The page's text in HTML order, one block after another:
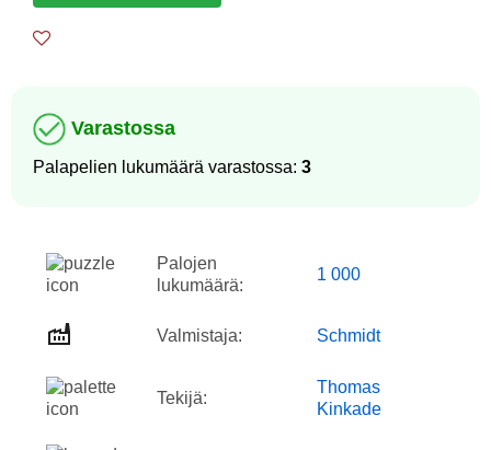
Varastossa
Palapelien lukumäärä varastossa: 3
Palojen
lukumäärä:
1 000
Valmistaja: Schmidt
Tekijä:
Thomas
Kinkade